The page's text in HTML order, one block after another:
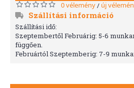
0 vélemény/ új
Szállítási információ
Szállítási idő:
Szeptembertől Februárig: 5-6
függően.
Februártól Szeptemberig: 7-9